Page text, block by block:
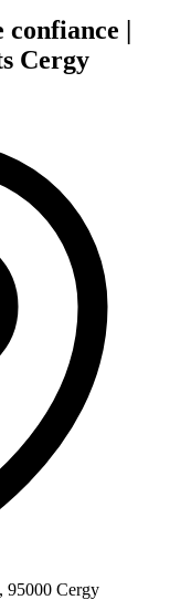
confiance |
Cergy
95000 Cergy